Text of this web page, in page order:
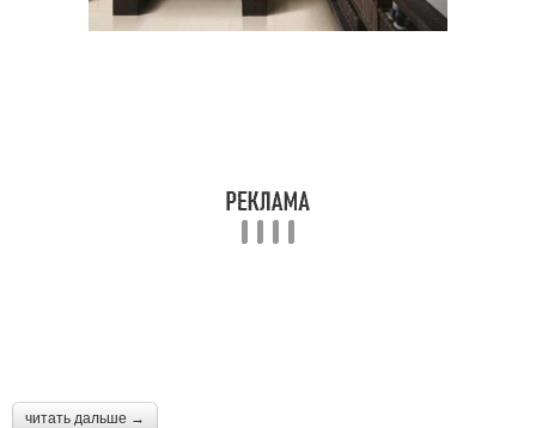
читать дальше →